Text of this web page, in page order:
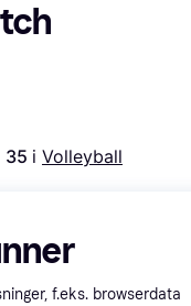
35 i Volleyball
f.eks. browserdata